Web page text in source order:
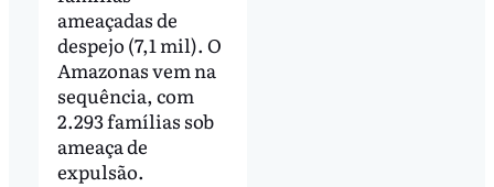
ameaçadas de
despejo (7,1 mil). O
Amazonas vem na
sequência, com
2.293 famílias sob
ameaça de
expulsão.